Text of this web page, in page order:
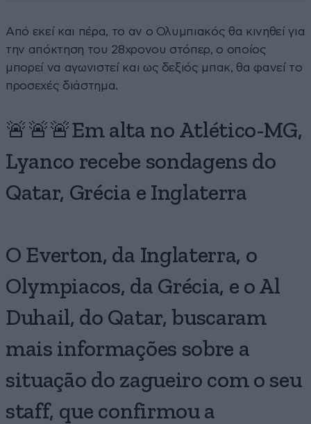
Από εκεί και πέρα, το αν ο Ολυμπιακός θα κινηθεί για
την απόκτηση του 28χρονου στόπερ, ο οποίος
μπορεί να αγωνιστεί και ως δεξιός μπακ, θα φανεί το
προσεχές διάστημα.
🚨🚨🚨Em alta no Atlético-MG,
Lyanco recebe sondagens do
Qatar, Grécia e Inglaterra
O Everton, da Inglaterra, o
Olympiacos, da Grécia, e o Al
Duhail, do Qatar, buscaram
mais informações sobre a
situação do zagueiro com o seu
staff, que confirmou a